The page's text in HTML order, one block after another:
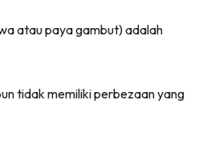
atau paya gambut) adalah
tidak memiliki perbezaan yang